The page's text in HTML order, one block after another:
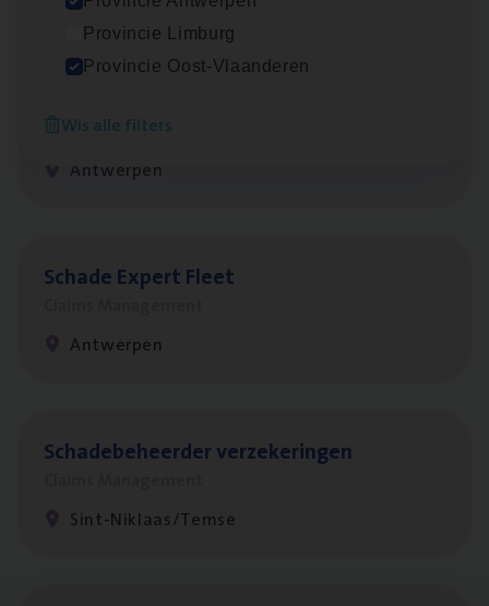
Provincie Limburg
Provincie Oost-Vlaanderen
Wis alle filters
Cus­to­mer Care Expert
Customer Services
Antwerpen
Scha­de Expert Fleet
Antwerpen
Scha­de­be­heer­der verzekeringen
Sint-Niklaas/Temse